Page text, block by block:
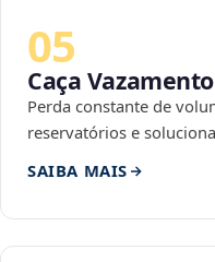
05
Caça
Perda constante de
reservatórios e
SAIBA MAIS